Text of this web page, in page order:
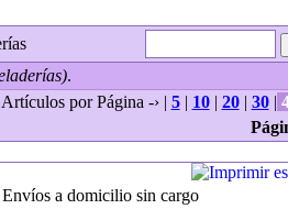
.
por Página -› | 5| 10| 20| 30|
a domicilio sin cargo